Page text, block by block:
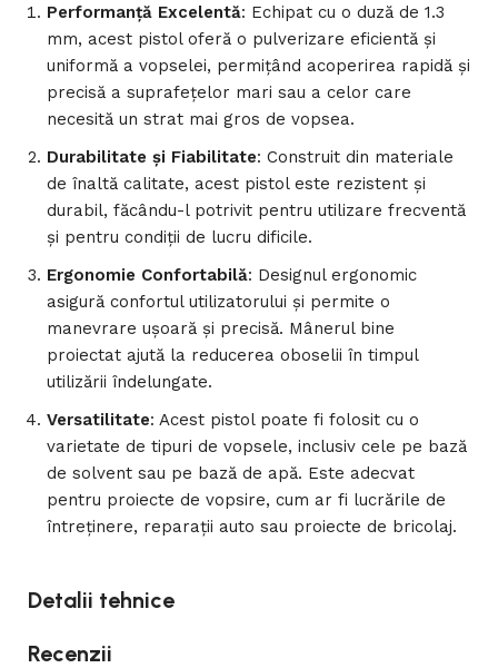
Performanță Excelentă: Echipat cu o duză de 1.3
mm, acest pistol oferă o pulverizare eficientă și
uniformă a vopselei, permițând acoperirea rapidă și
precisă a suprafețelor mari sau a celor care
necesită un strat mai gros de vopsea.
Durabilitate și Fiabilitate: Construit din materiale
de înaltă calitate, acest pistol este rezistent și
durabil, făcându-l potrivit pentru utilizare frecventă
și pentru condiții de lucru dificile.
Ergonomie Confortabilă: Designul ergonomic
asigură confortul utilizatorului și permite o
manevrare ușoară și precisă. Mânerul bine
proiectat ajută la reducerea oboselii în timpul
utilizării îndelungate.
Versatilitate: Acest pistol poate fi folosit cu o
varietate de tipuri de vopsele, inclusiv cele pe bază
de solvent sau pe bază de apă. Este adecvat
pentru proiecte de vopsire, cum ar fi lucrările de
întreținere, reparații auto sau proiecte de bricolaj.
Detalii tehnice
Recenzii